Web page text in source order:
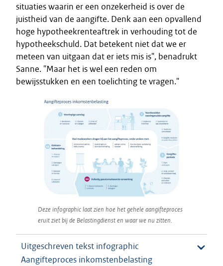
situaties waarin er een onzekerheid is over de
juistheid van de aangifte. Denk aan een opvallend
hoge hypotheekrenteaftrek in verhouding tot de
hypotheekschuld. Dat betekent niet dat we er
meteen van uitgaan dat er iets mis is", benadrukt
Sanne. "Maar het is wel een reden om
bewijsstukken en een toelichting te vragen."
Deze infographic laat zien hoe het gehele aangifteproces
eruit ziet bij de Belastingdienst en waar we nu zitten.
Uitgeschreven tekst infographic
Aangifteproces inkomstenbelasting